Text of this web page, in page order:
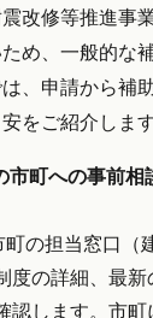
改修等推進事
め、一般的な
、申請から補
をご紹介します
市町への事前相
の担当窓口（
度の詳細、最
認します。市